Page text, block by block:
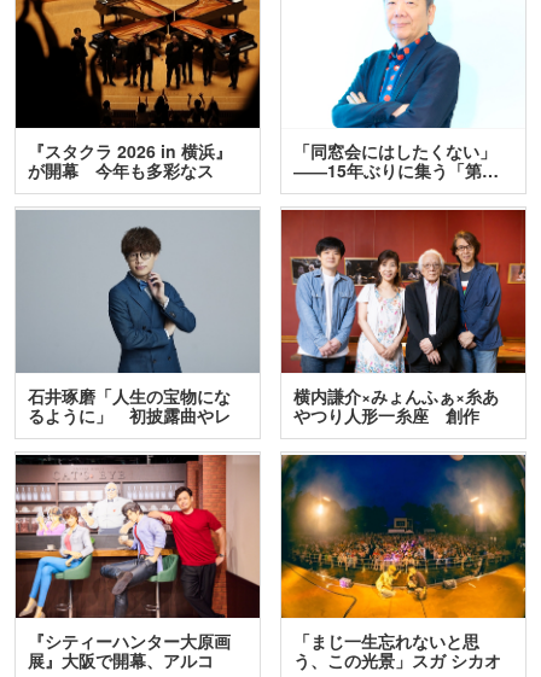
『スタクラ 2026 in 横浜』
が開幕 今年も多彩なス
テ…
「同窓会にはしたくない」
――15年ぶりに集う「第…
石井琢磨「人生の宝物にな
るように」 初披露曲やレ
ア…
横内謙介×みょんふぁ×糸あ
やつり人形一糸座 創作
人…
『シティーハンター大原画
展』大阪で開幕、アルコ
「まじ一生忘れないと思
う、この光景」スガ シカオ